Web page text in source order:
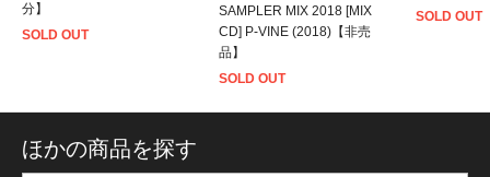
分】
SOLD OUT
SAMPLER MIX 2018 [MIX
CD] P-VINE (2018)【非売
品】
SOLD OUT
SOLD OUT
ほかの商品を探す